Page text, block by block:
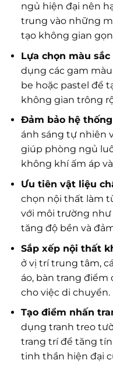
ngủ hiện đại nên
trung vào những
tạo không gian
Lựa chọn màu
dụng các gam
be hoặc pastel để
không gian trông
Đảm bảo hệ
ánh sáng tự nhiên
giúp phòng ngủ
không khí ấm áp
Ưu tiên vật liệu
chọn nội thất làm
với môi trường như
tăng độ bền và
Sắp xếp nội thất
ở vị trí trung tâm,
áo, bàn trang
cho việc di chuyển.
Tạo điểm nhấn
dụng tranh treo
trang trí để tăng
tinh thần hiện đại